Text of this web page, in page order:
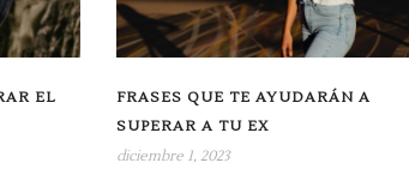
EL
FRASES QUE TE AYUDARÁN A
SUPERAR A TU EX
diciembre 1, 2023